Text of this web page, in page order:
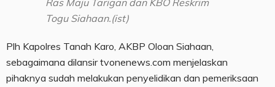
Ras Maju Tarigan dan KBO Reskrim
Togu Siahaan.(ist)
Plh Kapolres Tanah Karo, AKBP Oloan Siahaan,
sebagaimana dilansir tvonenews.com menjelaskan
pihaknya sudah melakukan penyelidikan dan pemeriksaan